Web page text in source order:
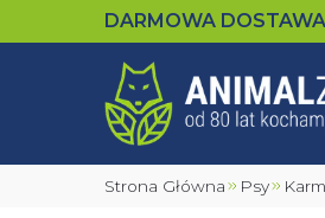
DARMOWA
Strona Główna Psy